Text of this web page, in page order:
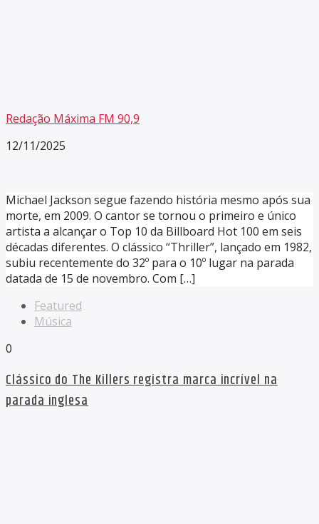
Redação Máxima FM 90,9
12/11/2025
Michael Jackson segue fazendo história mesmo após sua
morte, em 2009. O cantor se tornou o primeiro e único
artista a alcançar o Top 10 da Billboard Hot 100 em seis
décadas diferentes. O clássico “Thriller”, lançado em 1982,
subiu recentemente do 32º para o 10º lugar na parada
datada de 15 de novembro. Com […]
Featured
Música
0
Clássico do The Killers registra marca incrível na
parada inglesa